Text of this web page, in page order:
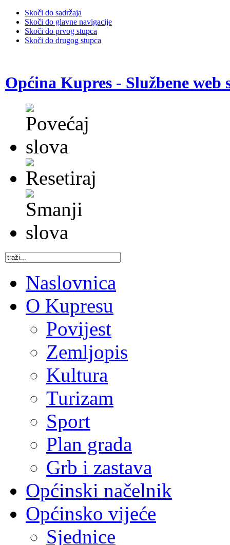
Skoči do sadržaja
Skoči do glavne navigacije
Skoči do prvog stupca
Skoči do drugog stupca
Općina Kupres - Službene web
Naslovnica
O Kupresu
Povijest
Zemljopis
Kultura
Turizam
Sport
Plan grada
Grb i zastava
Općinski načelnik
Općinsko vijeće
Sjednice